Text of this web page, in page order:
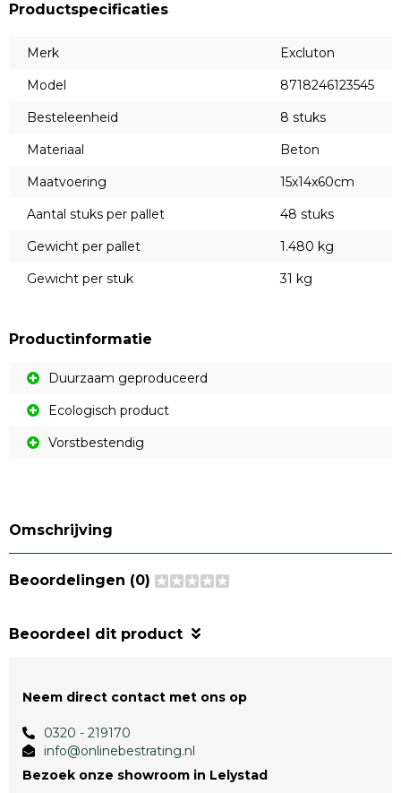
Productspecificaties
Merk
Excluton
Model
8718246123545
Besteleenheid
8 stuks
Materiaal
Beton
Maatvoering
15x14x60cm
Aantal stuks per pallet
48 stuks
Gewicht per pallet
1.480 kg
Gewicht per stuk
31 kg
Productinformatie
Duurzaam geproduceerd
Ecologisch product
Vorstbestendig
Omschrijving
Beoordelingen (0)
Beoordeel dit product
Neem direct contact met ons op
0320 - 219170
info@onlinebestrating.nl
Bezoek onze showroom in Lelystad